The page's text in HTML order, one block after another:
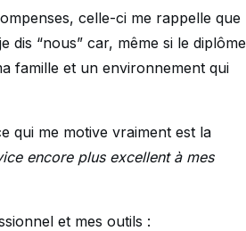
celle-ci me rappelle que
dis “nous” car, même si le diplôme
famille et un environnement qui
qui me motive vraiment est la
encore plus excellent à mes
et mes outils :